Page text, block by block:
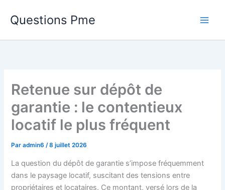
Questions Pme
Retenue sur dépôt de
garantie : le contentieux
locatif le plus fréquent
Paradmin6/8 juillet 2026
La question du dépôt de garantie s’impose fréquemment
dans le paysage locatif, suscitant des tensions entre
propriétaires et locataires. Ce montant, versé lors de la